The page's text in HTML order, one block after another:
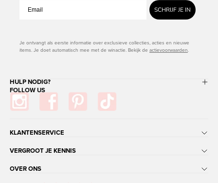
SCHRIJF JE IN
Je ontvangt als eerste informatie over exclusieve collecties, acties en nieuwe
items. Je doet automatisch mee met de winactie. Bekijk de actievoorwaarden.
HULP NODIG?
FOLLOW US
KLANTENSERVICE
VERGROOT JE KENNIS
OVER ONS